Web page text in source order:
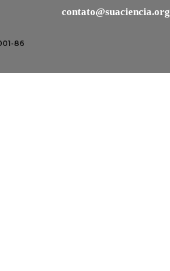
contato@suaciencia.org
86